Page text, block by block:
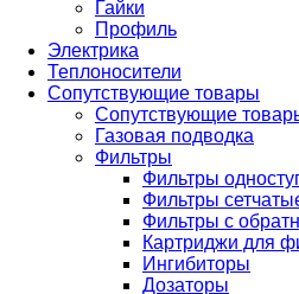
Гайки
Профиль
Электрика
Теплоносители
Сопутствующие товары
Сопутствующие
Газовая подводка
Фильтры
Фильтры
Фильтры
Фильтры с
Картриджи для
Ингибиторы
Дозаторы